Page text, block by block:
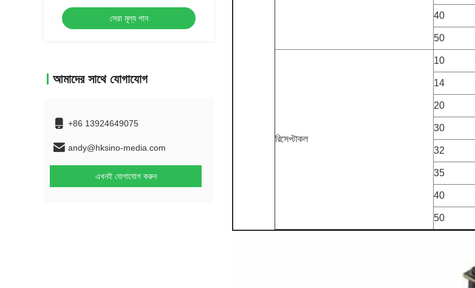
অটোমোবাইল নির্মাতাদের জন্য
সেরা মূল্য পান
আমাদের সাথে যোগাযোগ
+86 13924649075
andy@hksino-media.com
এখনই যোগাযোগ করুন
40
50
রিসেপ্টাকল
10
14
20
30
32
35
40
50